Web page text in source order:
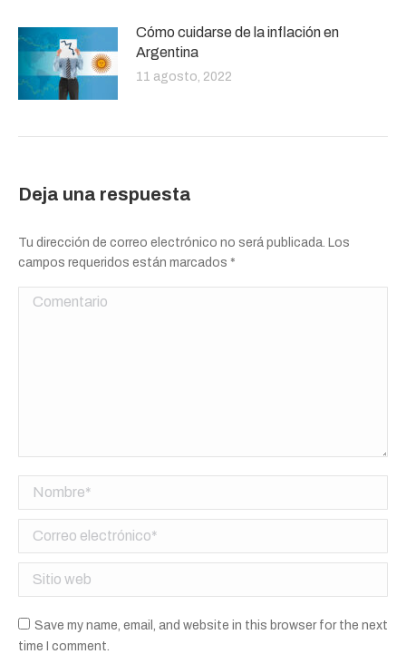
Cómo cuidarse de la inflación en
Argentina
11 agosto, 2022
Deja una respuesta
Tu dirección de correo electrónico no será publicada. Los
campos requeridos están marcados *
Comentario
Nombre *
Correo electrónico *
Sitio web
Save my name, email, and website in this browser for the next
time I comment.